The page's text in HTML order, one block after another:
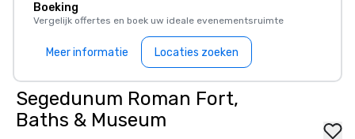
Boeking
Vergelijk offertes en boek uw ideale evenementsruimte
Meer informatie Locaties zoeken
Segedunum Roman Fort,
Baths & Museum